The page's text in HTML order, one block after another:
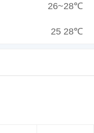
26~28℃
25 28℃